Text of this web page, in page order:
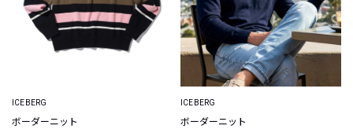
ICEBERG
ボーダーニット
ICEBERG
ボーダーニット